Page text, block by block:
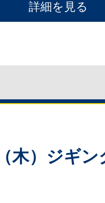
詳細を見る
木）ジギ